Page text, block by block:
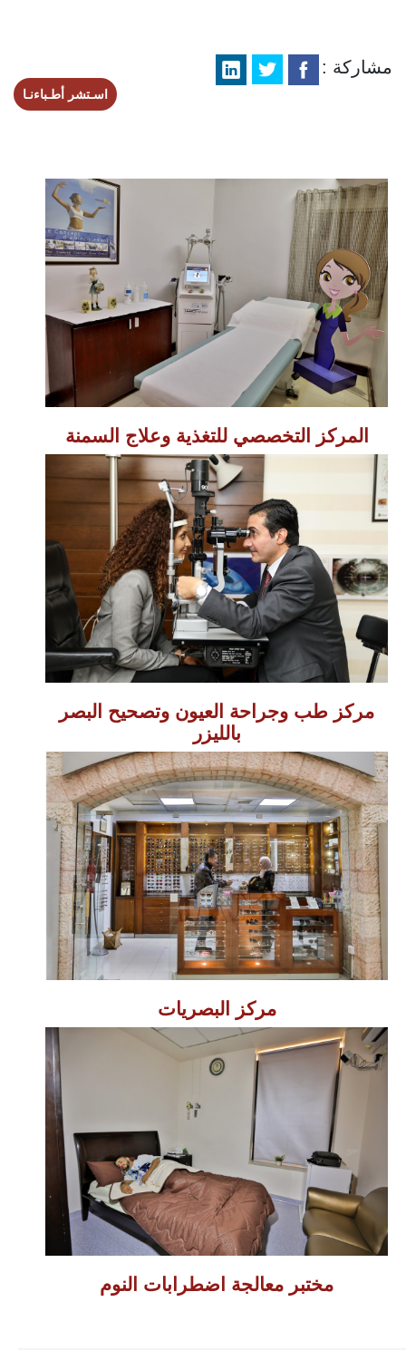
مشاركة :
اسـتشر أطـباءنـا
المركز التخصصي للتغذية وعلاج السمنة
مركز طب وجراحة العيون وتصحيح البصر
بالليزر
مركز البصريات
مختبر معالجة اضطرابات النوم